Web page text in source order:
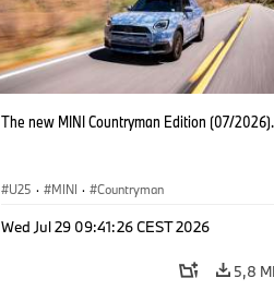
The new MINI Countryman Edition (07/2026).
U25 · MINI · Countryman
Wed Jul 29 09:41:26 CEST 2026
5,8